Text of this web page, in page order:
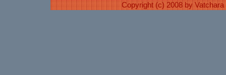
Copyright (c) 2008 by